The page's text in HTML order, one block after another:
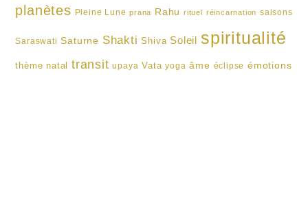
planètes Pleine Lune prana Rahu rituel réincarnation saisons
Saraswati Saturne Shakti Shiva Soleil spiritualité
thème natal transit upaya Vata yoga âme éclipse émotions